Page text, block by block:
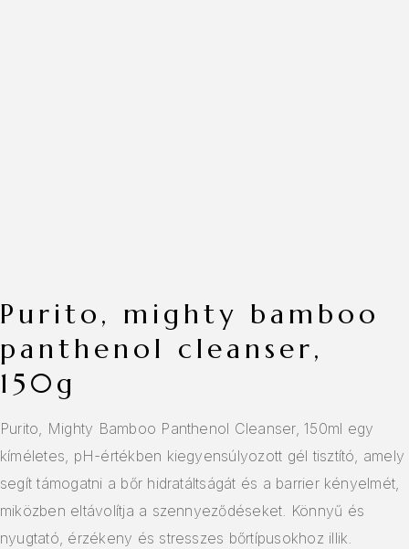
purito, mighty bamboo
panthenol cleanser,
150g
Purito, Mighty Bamboo Panthenol Cleanser, 150ml egy
kíméletes, pH-értékben kiegyensúlyozott gél tisztító, amely
segít támogatni a bőr hidratáltságát és a barrier kényelmét,
miközben eltávolítja a szennyeződéseket. Könnyű és
nyugtató, érzékeny és stresszes bőrtípusokhoz illik.